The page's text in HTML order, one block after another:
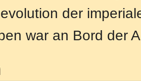
der
war an Bord der